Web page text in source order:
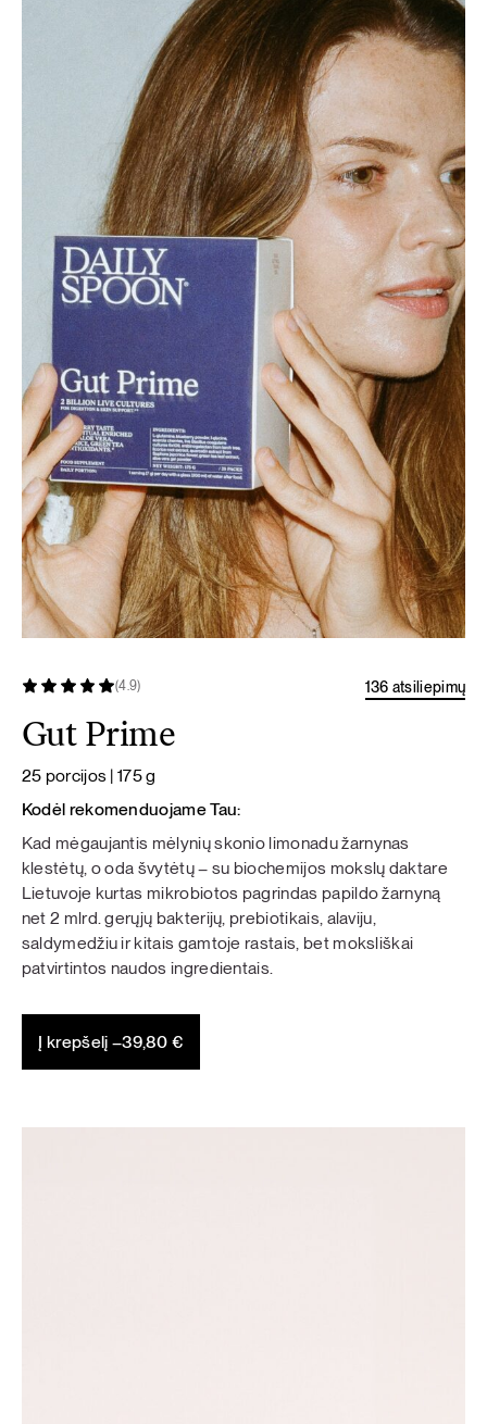
(4.9) 136 atsiliepimų
Gut Prime
25 porcijos | 175 g
Kodėl rekomenduojame Tau:
Kad mėgaujantis mėlynių skonio limonadu žarnynas
klestėtų, o oda švytėtų – su biochemijos mokslų daktare
Lietuvoje kurtas mikrobiotos pagrindas papildo žarnyną
net 2 mlrd. gerųjų bakterijų, prebiotikais, alaviju,
saldymedžiu ir kitais gamtoje rastais, bet moksliškai
patvirtintos naudos ingredientais.
Į krepšelį –39,80€